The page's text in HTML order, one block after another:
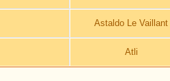
Astaldo Le Vaillant
Atli